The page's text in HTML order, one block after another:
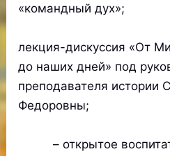
–
лекция-дискуссия «От
до наших дней» под
преподавателя
Федоровны;
– открытое